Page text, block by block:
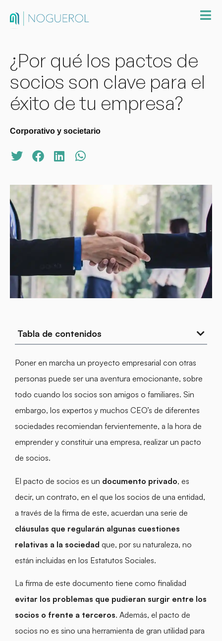
¿Por qué los pactos de
socios son clave para el
éxito de tu empresa?
Corporativo y societario
Tabla de contenidos
Poner en marcha un proyecto empresarial con otras
personas puede ser una aventura emocionante, sobre
todo cuando los socios son amigos o familiares. Sin
embargo, los expertos y muchos CEO’s de diferentes
sociedades recomiendan fervientemente, a la hora de
emprender y constituir una empresa, realizar un pacto
de socios.
El pacto de socios es un documento privado, es
decir, un contrato, en el que los socios de una entidad,
a través de la firma de este, acuerdan una serie de
cláusulas que regularán algunas cuestiones
relativas a la sociedad que, por su naturaleza, no
están incluidas en los Estatutos Sociales.
La firma de este documento tiene como finalidad
evitar los problemas que pudieran surgir entre los
socios o frente a terceros. Además, el pacto de
socios no es sino una herramienta de gran utilidad para